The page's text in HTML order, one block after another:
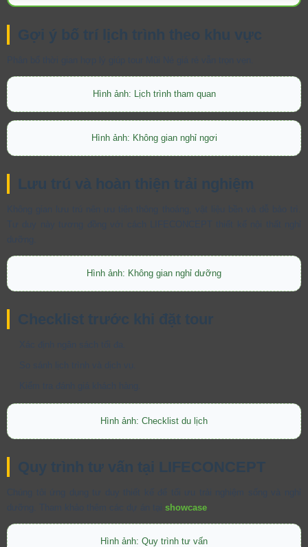
Gợi ý bố trí lịch trình theo khu vực
Hình ảnh: Lịch trình tham quan
Hình ảnh: Không gian nghỉ ngơi
Lưu trú và hoàn thiện trải nghiệm
Hình ảnh: Không gian nghỉ dưỡng
Checklist trước khi đặt tour
Hình ảnh: Checklist du lịch
Quy trình tư vấn tại LIFECONCEPT
showcase
Hình ảnh: Quy trình tư vấn